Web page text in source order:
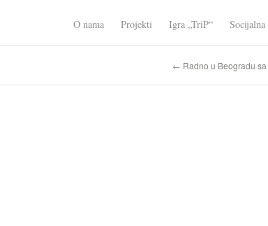
O nama Projekti Igra „TriP“
← Radno u Beogradu sa